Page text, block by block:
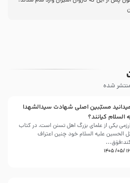
شده
میدانید مسبّبین اصلی شهادت سیدالشهدا
‌السلام کیانند؟
یکی از علمای بزرگ اهل تسنن است، در کتاب
الحسین علیه ‌السلام خود چنین اعتراف
۱۶ /۰۵/ ۱۴۰۵